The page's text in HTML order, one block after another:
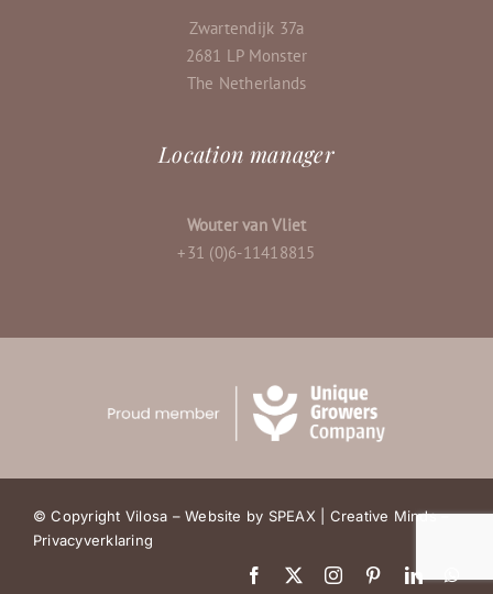
Zwartendijk 37a
2681 LP Monster
The Netherlands
Location manager
Wouter van Vliet
+31 (0)6-11418815
© Copyright Vilosa – Website by SPEAX | Creative Minds–
Privacyverklaring